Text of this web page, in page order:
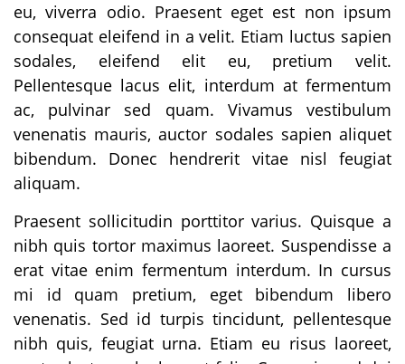
eu, viverra odio. Praesent eget est non ipsum
consequat eleifend in a velit. Etiam luctus sapien
sodales, eleifend elit eu, pretium velit.
Pellentesque lacus elit, interdum at fermentum
ac, pulvinar sed quam. Vivamus vestibulum
venenatis mauris, auctor sodales sapien aliquet
bibendum. Donec hendrerit vitae nisl feugiat
aliquam.
Praesent sollicitudin porttitor varius. Quisque a
nibh quis tortor maximus laoreet. Suspendisse a
erat vitae enim fermentum interdum. In cursus
mi id quam pretium, eget bibendum libero
venenatis. Sed id turpis tincidunt, pellentesque
nibh quis, feugiat urna. Etiam eu risus laoreet,